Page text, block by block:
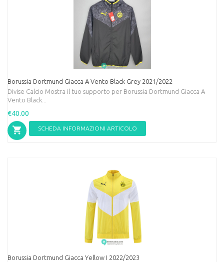
Borussia Dortmund Giacca A Vento Black Grey 2021/2022
Divise Calcio Mostra il tuo supporto per Borussia Dortmund Giacca A
Vento Black...
€40.00
SCHEDA INFORMAZIONI ARTICOLO
Borussia Dortmund Giacca Yellow I 2022/2023